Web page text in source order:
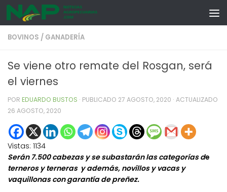
Skip to content
BOVINOS / GANADERÍA
Se viene otro remate del Rosgan, será
el viernes
POR EDUARDO BUSTOS · PUBLICADO 27 AGOSTO, 2020 · ACTUALIZADO
26 AGOSTO, 2020
Vistas: 1134
Serán 7.500 cabezas y se subastarán las categorías de
terneros y terneras y además, novillos y vacas y
vaquillonas con garantía de preñez.